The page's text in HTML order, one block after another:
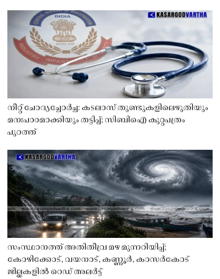
നീറ്റ് ചോദ്യച്ചോർച്ച: കടലാസ് തുണ്ടുകളിലെഴുതിയും
മനഃപാഠമാക്കിയും തട്ടിപ്പ്; സിബിഐ കുറ്റപത്രം
പുറത്ത്
സംസ്ഥാനത്ത് അതിതീവ്ര മഴ മുന്നറിയിപ്പ്;
കോഴിക്കോട്, വയനാട്, കണ്ണൂർ, കാസർകോട്
ജില്ലകളിൽ റെഡ് അലർട്ട്